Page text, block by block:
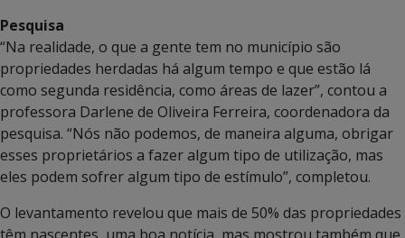
Pesquisa
“Na realidade, o que a gente tem no município são
propriedades herdadas há algum tempo e que estão lá
como segunda residência, como áreas de lazer”, contou a
professora Darlene de Oliveira Ferreira, coordenadora da
pesquisa. “Nós não podemos, de maneira alguma, obrigar
esses proprietários a fazer algum tipo de utilização, mas
eles podem sofrer algum tipo de estímulo”, completou.
O levantamento revelou que mais de 50% das propriedades